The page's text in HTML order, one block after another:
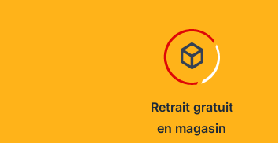
Retrait gratuit
en magasin